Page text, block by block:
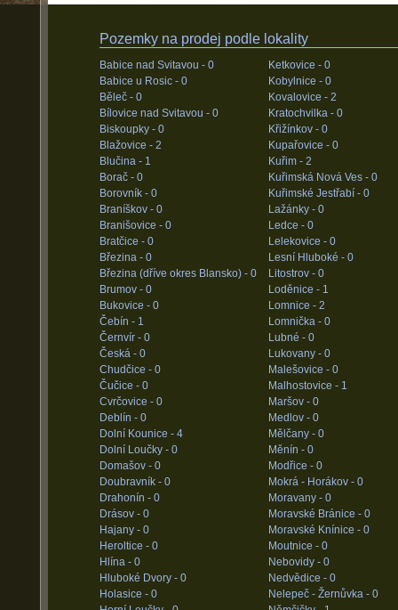
Pozemky na prodej podle lokality
Babice nad Svitavou - 0
Babice u Rosic - 0
Běleč - 0
Bílovice nad Svitavou - 0
Biskoupky - 0
Blažovice - 2
Blučina - 1
Borač - 0
Borovník - 0
Braníškov - 0
Branišovice - 0
Bratčice - 0
Březina - 0
Březina (dříve okres Blansko) - 0
Brumov - 0
Bukovice - 0
Čebín - 1
Černvír - 0
Česká - 0
Chudčice - 0
Čučice - 0
Cvrčovice - 0
Deblín - 0
Dolní Kounice - 4
Dolní Loučky - 0
Domašov - 0
Doubravník - 0
Drahonín - 0
Drásov - 0
Hajany - 0
Heroltice - 0
Hlína - 0
Hluboké Dvory - 0
Holasice - 0
Ketkovice - 0
Kobylnice - 0
Kovalovice - 2
Kratochvilka - 0
Křižínkov - 0
Kupařovice - 0
Kuřim - 2
Kuřimská Nová Ves - 0
Kuřimské Jestřabí - 0
Lažánky - 0
Ledce - 0
Lelekovice - 0
Lesní Hluboké - 0
Litostrov - 0
Loděnice - 1
Lomnice - 2
Lomnička - 0
Lubné - 0
Lukovany - 0
Malešovice - 0
Malhostovice - 1
Maršov - 0
Medlov - 0
Mělčany - 0
Měnín - 0
Modřice - 0
Mokrá - Horákov - 0
Moravany - 0
Moravské Bránice - 0
Moravské Knínice - 0
Moutnice - 0
Nebovidy - 0
Nedvědice - 0
Nelepeč - Žernůvka - 0